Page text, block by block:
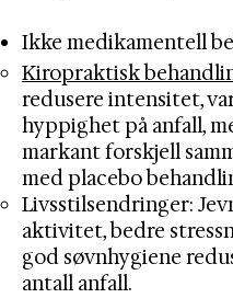
​Ikke medikamentell
Kiropraktisk
redusere intensitet,
hyppighet på anfall,
markant forskjell
med placebo
Livsstilsendringer:
aktivitet, bedre
god søvnhygiene
antall anfall. ​